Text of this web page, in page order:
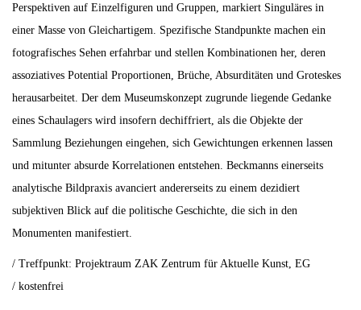
Perspektiven auf Einzelfiguren und Gruppen, markiert Singuläres in
einer Masse von Gleichartigem. Spezifische Standpunkte machen ein
fotografisches Sehen erfahrbar und stellen Kombinationen her, deren
assoziatives Potential Proportionen, Brüche, Absurditäten und Groteskes
herausarbeitet. Der dem Museumskonzept zugrunde liegende Gedanke
eines Schaulagers wird insofern dechiffriert, als die Objekte der
Sammlung Beziehungen eingehen, sich Gewichtungen erkennen lassen
und mitunter absurde Korrelationen entstehen. Beckmanns einerseits
analytische Bildpraxis avanciert andererseits zu einem dezidiert
subjektiven Blick auf die politische Geschichte, die sich in den
Monumenten manifestiert.
/ Treffpunkt: Projektraum ZAK Zentrum für Aktuelle Kunst, EG
/ kostenfrei